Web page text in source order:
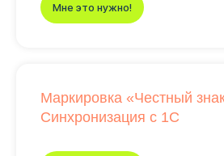
Мне это нужно!
Маркировка «Честный
Синхронизация с 1С